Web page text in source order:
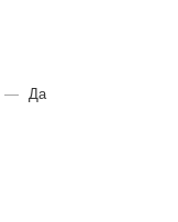
— Да